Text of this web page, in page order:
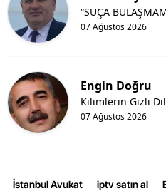
07 Ağustos 2026
“SUÇA
Engin Doğru
07 Ağustos 2026
Kilimlerin Gizli
İstanbul Avukat iptv satın al